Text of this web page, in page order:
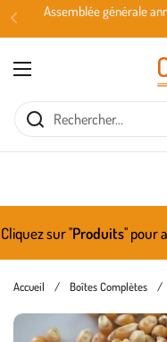
Passer au contenu
Assemblée générale
Ouvrir le menu
sur ''Produits'' pour
Accueil / Boîtes Complètes /